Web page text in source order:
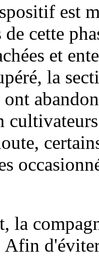
est
cette
et
la
la